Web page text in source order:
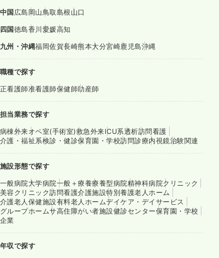
中国 広島 岡山鳥取島根山口
四国徳島香川 愛媛高知
九州・沖縄福岡佐賀長崎熊本大分宮崎鹿児島沖縄
職種で探す
正看護師准看護師保健師助産師
担当業務で探す
病棟外来オペ室(手術室)救急外来ICU系透析訪問看護
介護・福祉系検診・健診保育園・学校訪問診療内視鏡治験関連
施設形態で探す
一般病院大学病院一般＋療養療養型病院精神科病院クリニック
美容クリニック訪問看護介護施設特別養護老人ホーム
介護老人保健施設有料老人ホームデイケア・デイサービス
グループホームサ高住障がい者施設健診センター保育園・学校
企業
年収で探す